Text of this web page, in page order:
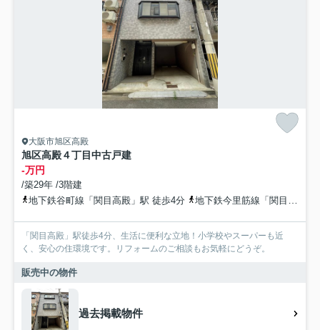
大阪市旭区高殿
旭区高殿４丁目中古戸建
-万円
/築29年 /3階建
地下鉄谷町線「関目高殿」駅 徒歩4分
地下鉄今里筋線「関目成育」駅 徒歩7分
「関目高殿」駅徒歩4分、生活に便利な立地！小学校やスーパーも近
く、安心の住環境です。リフォームのご相談もお気軽にどうぞ。
販売中の物件
過去掲載物件